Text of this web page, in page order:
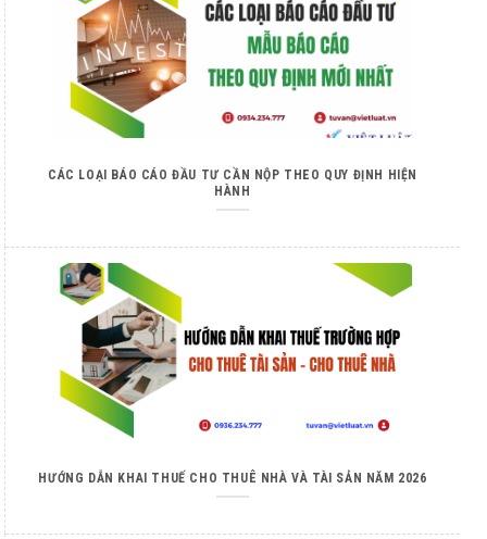
CÁC LOẠI BÁO CÁO ĐẦU TƯ CẦN NỘP THEO QUY ĐỊNH HIỆN
HÀNH
HƯỚNG DẪN KHAI THUẾ CHO THUÊ NHÀ VÀ TÀI SẢN NĂM 2026